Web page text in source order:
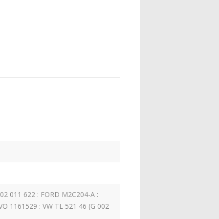
011 622 : FORD M2C204-A :
1161529 : VW TL 521 46 (G 002